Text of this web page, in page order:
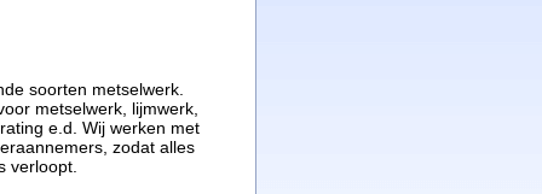
soorten metselwerk.
metselwerk, lijmwerk,
e.d. Wij werken met
zodat alles
verloopt.